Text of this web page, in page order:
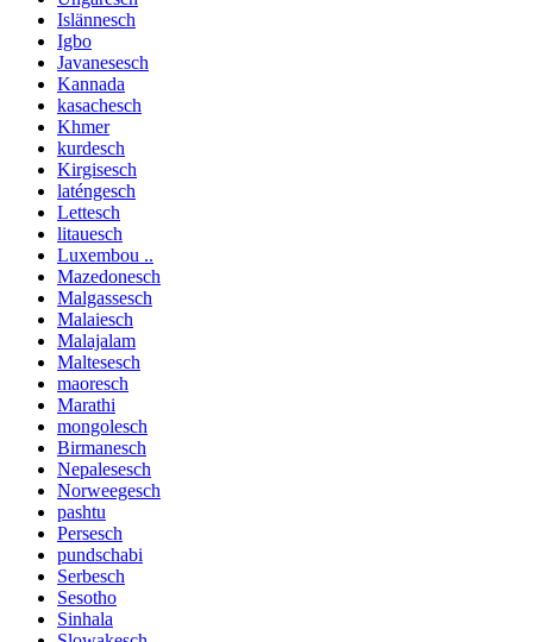
Islännesch
Igbo
Javanesesch
Kannada
kasachesch
Khmer
kurdesch
Kirgisesch
laténgesch
Lettesch
litauesch
Luxembou ..
Mazedonesch
Malgassesch
Malaiesch
Malajalam
Maltesesch
maoresch
Marathi
mongolesch
Birmanesch
Nepalesesch
Norweegesch
pashtu
Persesch
pundschabi
Serbesch
Sesotho
Sinhala